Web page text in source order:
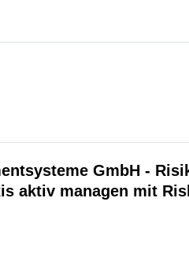
GmbH -
aktiv managen mit